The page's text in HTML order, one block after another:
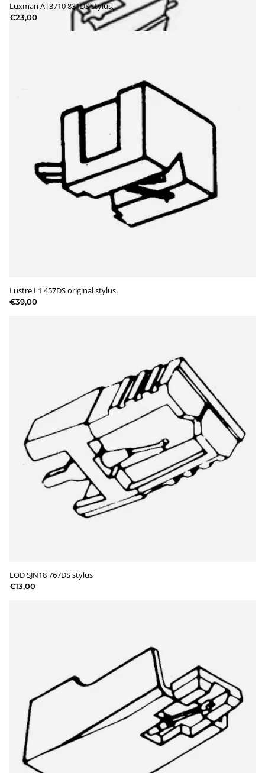
Luxman AT3710 831DS stylus.
€23,00
Lustre L1 457DS original stylus.
€39,00
LOD SJN18 767DS stylus
€13,00